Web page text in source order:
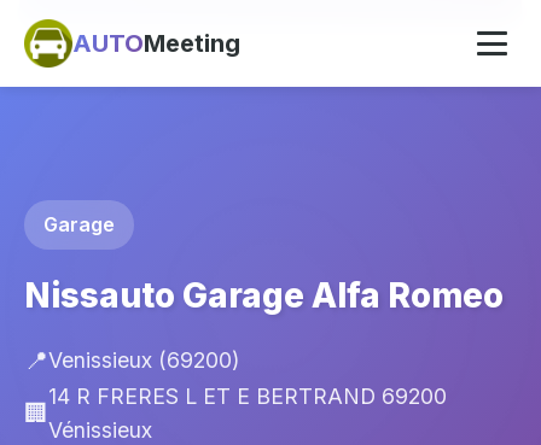
AUTOMeeting
Garage
Nissauto Garage Alfa Romeo
📍Venissieux (69200)
🏢
14 R FRERES L ET E BERTRAND 69200
Vénissieux